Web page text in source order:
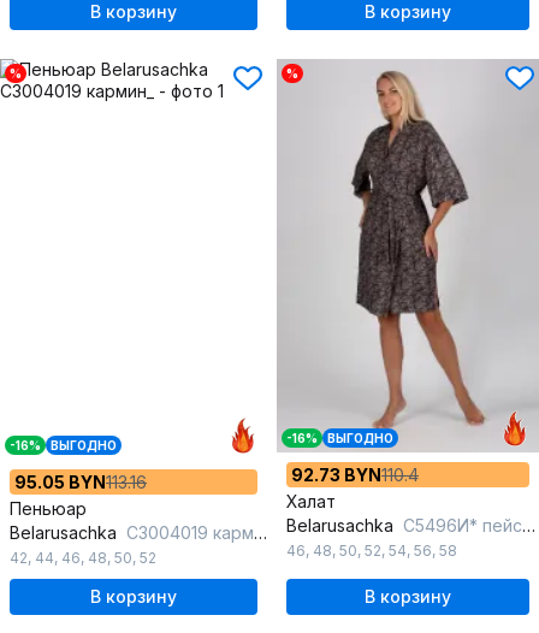
В корзину В корзину
%
-16% ВЫГОДНО
95.05 BYN113.16
Пеньюар
Belarusachka С3004019 кармин_
42, 44, 46, 48, 50, 52
В корзину
%
-16% ВЫГОДНО
92.73 BYN110.4
Халат
Belarusachka С5496И* пейсли
46, 48, 50, 52, 54, 56, 58
В корзину